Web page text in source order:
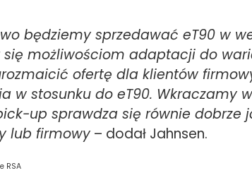
będziemy sprzedawać eT90 w
się możliwościom adaptacji do
ofertę dla klientów
w stosunku do eT90. Wkraczamy
up sprawdza się równie dobrze
lub firmowy – dodał Jahnsen.
RSA